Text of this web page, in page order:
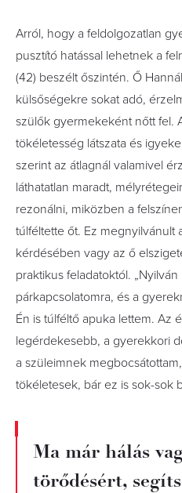
Arról, hogy a feldolgozatlan
pusztító hatással lehetnek a
(42) beszélt őszintén. Ő
külsőségekre sokat adó,
szülők gyermekeként nőtt fel.
tökéletesség látszata és
szerint az átlagnál valamivel
láthatatlan maradt,
rezonálni, miközben a
túlféltette őt. Ez megnyilvánult
kérdésében vagy az ő
praktikus feladatoktól.
párkapcsolatomra, és a
Én is túlféltő apuka lettem. Az
legérdekesebb, a gyerekkori
a szüleimnek
tökéletesek, bár ez is sok-sok
Ma már hálás
törődésért,